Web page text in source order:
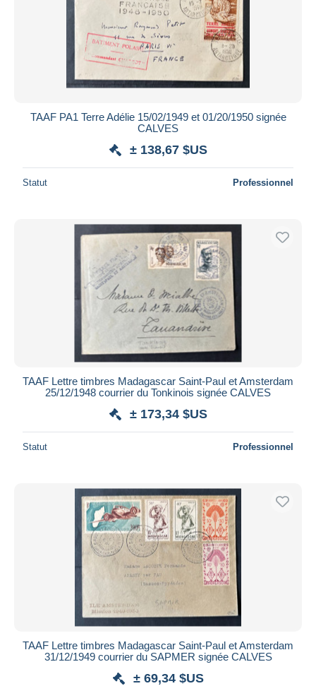
TAAF PA1 Terre Adélie 15/02/1949 et 01/20/1950 signée
CALVES
± 138,67 $US
Statut Professionnel
TAAF Lettre timbres Madagascar Saint-Paul et Amsterdam
25/12/1948 courrier du Tonkinois signée CALVES
± 173,34 $US
Statut Professionnel
TAAF Lettre timbres Madagascar Saint-Paul et Amsterdam
31/12/1949 courrier du SAPMER signée CALVES
± 69,34 $US